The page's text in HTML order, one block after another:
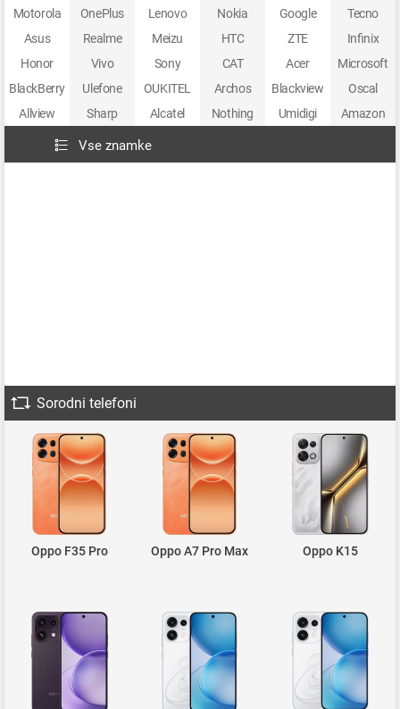
Motorola
OnePlus Lenovo Nokia Google
Tecno
Asus
Realme Meizu HTC ZTE
Infinix
Honor
Vivo Sony CAT Acer
Microsoft
BlackBerry
Ulefone OUKITEL Archos Blackview
Oscal
Allview
Sharp Alcatel Nothing Umidigi Amazon
Vse znamke
Sorodni telefoni
Oppo F35 Pro Oppo A7 Pro Max Oppo K15